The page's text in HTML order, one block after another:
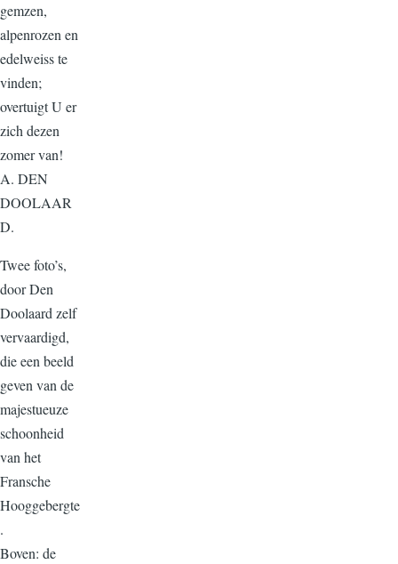
gemzen,
alpenrozen en
edelweiss te
vinden;
overtuigt U er
zich dezen
zomer van!
A. DEN
DOOLAAR
D.
Twee foto’s,
door Den
Doolaard zelf
vervaardigd,
die een beeld
geven van de
majestueuze
schoonheid
van het
Fransche
Hooggebergte
.
Boven: de